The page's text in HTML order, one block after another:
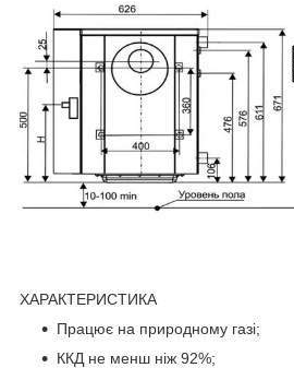
ХАРАКТЕРИСТИКА
Працює на природному газі;
ККД не менш ніж 92%;